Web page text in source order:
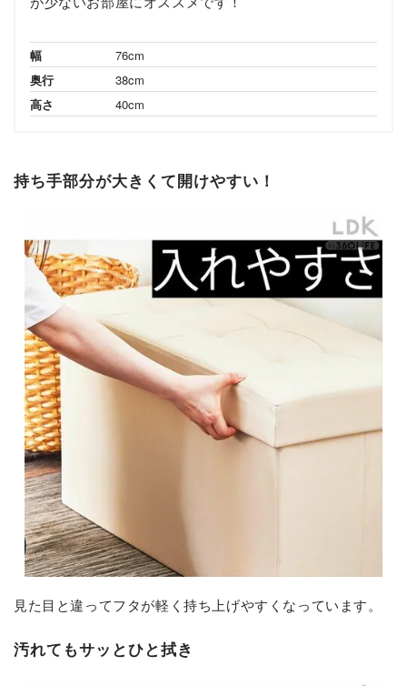
幅
76cm
奥行
38cm
高さ
40cm
持ち手部分が大きくて開けやすい！
見た目と違ってフタが軽く持ち上げやすくなっています。
汚れてもサッとひと拭き